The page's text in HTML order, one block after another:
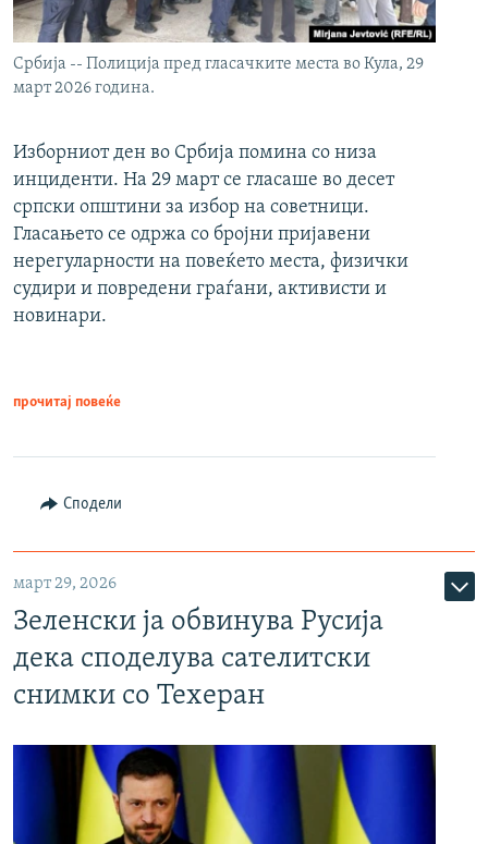
Србија -- Полиција пред гласачките места во Кула, 29
март 2026 година.
Изборниот ден во Србија помина со низа
инциденти. На 29 март се гласаше во десет
српски општини за избор на советници.
Гласањето се одржа со бројни пријавени
нерегуларности на повеќето места, физички
судири и повредени граѓани, активисти и
новинари.
прочитај повеќе
Сподели
март 29, 2026
Зеленски ја обвинува Русија
дека споделува сателитски
снимки со Техеран